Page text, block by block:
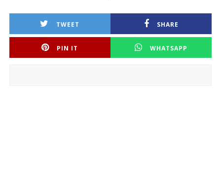
TWEET SHARE
PIN IT WHATSAPP